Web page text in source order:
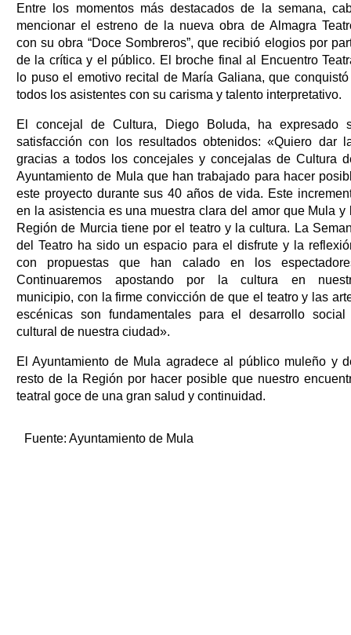
Entre los momentos más destacados de la semana,
mencionar el estreno de la nueva obra de Almagra
con su obra “Doce Sombreros”, que recibió elogios por
de la crítica y el público. El broche final al Encuentro
lo puso el emotivo recital de María Galiana, que
todos los asistentes con su carisma y talento interpretativo.
El concejal de Cultura, Diego Boluda, ha expresado
satisfacción con los resultados obtenidos: «Quiero dar
gracias a todos los concejales y concejalas de Cultura
Ayuntamiento de Mula que han trabajado para hacer
este proyecto durante sus 40 años de vida. Este
en la asistencia es una muestra clara del amor que Mula y
Región de Murcia tiene por el teatro y la cultura. La
del Teatro ha sido un espacio para el disfrute y la
con propuestas que han calado en los
Continuaremos apostando por la cultura en
municipio, con la firme convicción de que el teatro y las
escénicas son fundamentales para el desarrollo social
cultural de nuestra ciudad».
El Ayuntamiento de Mula agradece al público muleño y
resto de la Región por hacer posible que nuestro
teatral goce de una gran salud y continuidad.
Fuente: Ayuntamiento de Mula